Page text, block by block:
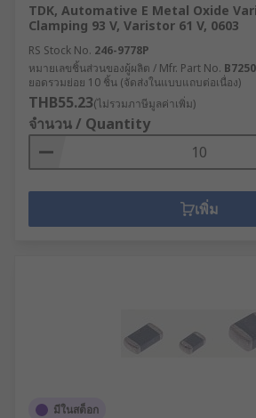
TDK, Automative E Metal Oxide
Clamping 93 V, Varistor 61 V, 0603
RS Stock No. 246-9778P
หมายเลขชิ้นส่วนของผู้ผลิต / Mfr. Part No.
ยอดรวมย่อย 10 ชิ้น (จัดส่งในแบบแถบต่อเนื่อง)
THB55.23(ไม่รวมภาษีมูลค่าเพิ่ม)
จำนวน / Quantity
เพิ่ม
มีในสต็อก